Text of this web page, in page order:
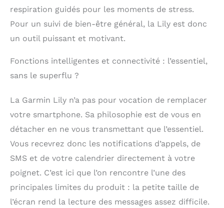
respiration guidés pour les moments de stress.
Pour un suivi de bien-être général, la Lily est donc
un outil puissant et motivant.
Fonctions intelligentes et connectivité : l’essentiel,
sans le superflu ?
La Garmin Lily n’a pas pour vocation de remplacer
votre smartphone. Sa philosophie est de vous en
détacher en ne vous transmettant que l’essentiel.
Vous recevrez donc les notifications d’appels, de
SMS et de votre calendrier directement à votre
poignet. C’est ici que l’on rencontre l’une des
principales limites du produit : la petite taille de
l’écran rend la lecture des messages assez difficile.